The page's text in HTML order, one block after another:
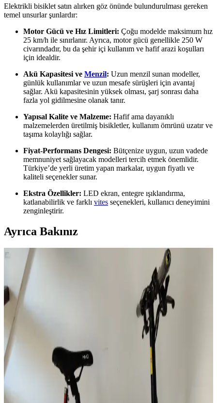
Elektrikli bisiklet satın alırken göz önünde bulundurulması gereken
temel unsurlar şunlardır:
Motor Gücü ve Hız Limitleri: Çoğu modelde maksimum hız
25 km/h ile sınırlanır. Ayrıca, motor gücü genellikle 250 W
civarındadır, bu da şehir içi kullanım ve hafif arazi koşulları
için idealdir.
Akü Kapasitesi ve Menzil: Uzun menzil sunan modeller,
günlük kullanımlar ve uzun mesafe sürüşleri için avantaj
sağlar. Akü kapasitesinin yüksek olması, şarj sonrası daha
fazla yol gidilmesine olanak tanır.
Yapısal Kalite ve Malzeme: Hafif ama dayanıklı
malzemelerden üretilmiş bisikletler, kullanım ömrünü uzatır ve
taşıma kolaylığı sağlar.
Fiyat-Performans Dengesi: Bütçenize uygun, uzun vadede
memnuniyet sağlayacak modelleri tercih etmek önemlidir.
Türkiye’de yerli üretim yapan markalar, uygun fiyatlı ve
kaliteli seçenekler sunar.
Ekstra Özellikler: LED ekran, entegre ışıklandırma,
katlanabilirlik ve farklı vites seçenekleri, kullanıcı deneyimini
zenginleştirir.
Ayrıca Bakınız
Türkiye’de Elektrikli Bisiklet Satın Alma Rehberi:
Yasal, Teknik ve Alışveriş İpuçları
Türkiye’de elektrikli bisiklet alırken yasal düzenlemeler, batarya,
motor gücü ve fiyat gibi faktörlere dikkat edin. Doğru seçimle
ekonomik ve çevreci ulaşım sağlar.
Şarjlı Elektrikli Motorlar: Şehir İçi Ulaşımda
Sürdürülebilir ve Ekonomik Çözümler
Şarjlı motorlar, batarya teknolojileri ve gelişen kullanım alanlarıyla
şehir içi ulaşımda sürdürülebilir ve ekonomik çözümler sağlıyor.
Türkiye’de Elektrikli Bisikletlerde Ehliyet ve Yasal
Düzenlemeler Hakkında Bilmeniz Gerekenler